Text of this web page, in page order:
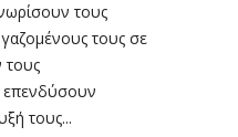
τους
τους σε
τους
επενδύσουν
τους...